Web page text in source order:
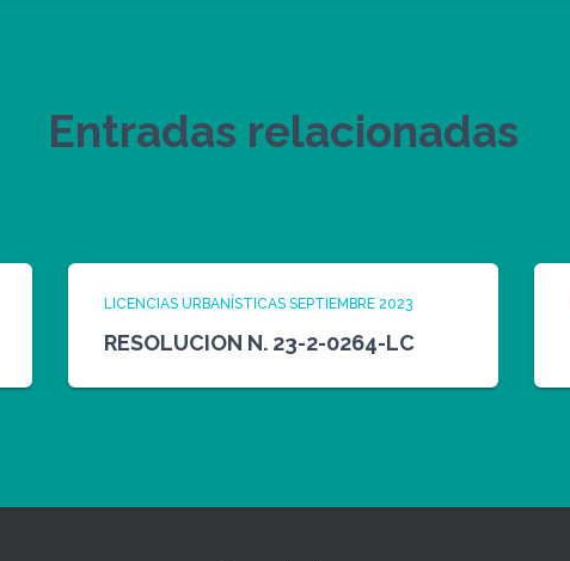
Entradas relacionadas
LICENCIAS URBANÍSTICAS SEPTIEMBRE 2023
RESOLUCION N. 23-2-0264-LC